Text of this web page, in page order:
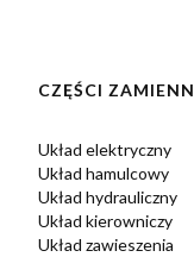
Linki w stopce
CZĘŚCI
Układ elektryczny
Układ hamulcowy
Układ hydrauliczny
Układ kierowniczy
Układ zawieszenia